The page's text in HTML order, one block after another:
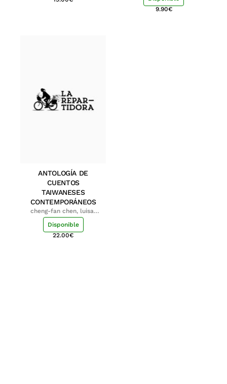
9.90€
ANTOLOGÍA DE
CUENTOS
TAIWANESES
CONTEMPORÁNEOS
cheng-fan chen, luisa;
shu-ying chang, luisa
Disponible
22.00€